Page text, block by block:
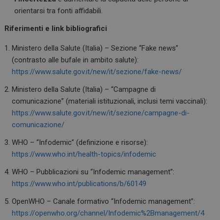
orientarsi tra fonti affidabili.
Riferimenti e link bibliografici
Ministero della Salute (Italia) – Sezione “Fake news”
(contrasto alle bufale in ambito salute):
https://www.salute.gov.it/new/it/sezione/fake-news/
Ministero della Salute (Italia) – “Campagne di
comunicazione” (materiali istituzionali, inclusi temi vaccinali):
https://www.salute.gov.it/new/it/sezione/campagne-di-
comunicazione/
WHO – “Infodemic” (definizione e risorse):
https://www.who.int/health-topics/infodemic
WHO – Pubblicazioni su “Infodemic management”:
https://www.who.int/publications/b/60149
OpenWHO – Canale formativo “Infodemic management”:
https://openwho.org/channel/Infodemic%2Bmanagement/4